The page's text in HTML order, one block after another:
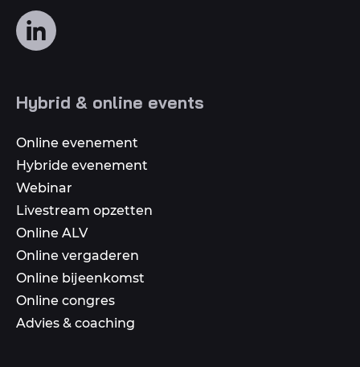
Volg
ons
media
Hybrid & online events
Online evenement
Hybride evenement
Webinar
Livestream opzetten
Online ALV
Online vergaderen
Online bijeenkomst
Online congres
Advies & coaching